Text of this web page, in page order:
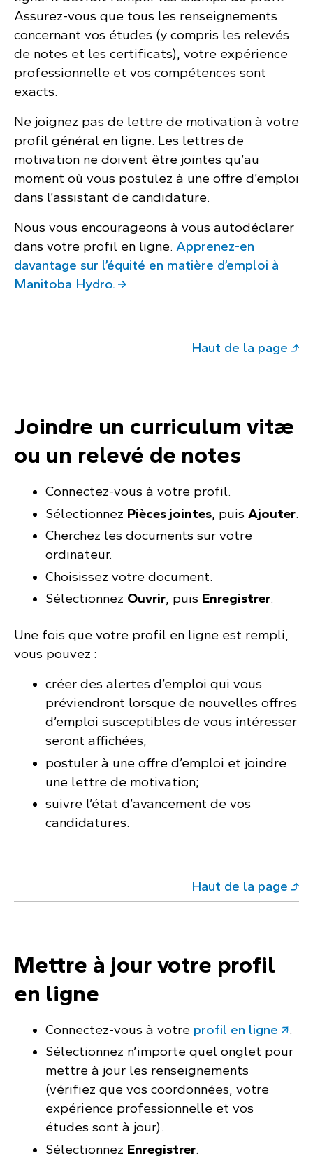
Assurez-vous que tous les renseignements
concernant vos études (y compris les relevés
de notes et les certificats), votre expérience
professionnelle et vos compétences sont
exacts.
Ne joignez pas de lettre de motivation à votre
profil général en ligne. Les lettres de
motivation ne doivent être jointes qu’au
moment où vous postulez à une offre d’emploi
dans l’assistant de candidature.
Nous vous encourageons à vous autodéclarer
dans votre profil en ligne. Apprenez-en
davantage sur l’équité en matière d’emploi à
Manitoba Hydro.
Haut de la page
Joindre un curriculum vitæ
ou un relevé de notes
Connectez-vous à votre profil.
Sélectionnez Pièces jointes , puis Ajouter.
Cherchez les documents sur votre
ordinateur.
Choisissez votre document.
Sélectionnez Ouvrir, puis Enregistrer.
Une fois que votre profil en ligne est rempli,
vous pouvez :
créer des alertes d’emploi qui vous
préviendront lorsque de nouvelles offres
d’emploi susceptibles de vous intéresser
seront affichées;
postuler à une offre d’emploi et joindre
une lettre de motivation;
suivre l’état d’avancement de vos
candidatures.
Haut de la page
Mettre à jour votre profil
en ligne
Connectez-vous à votre profil en ligne
.
Sélectionnez n’importe quel onglet pour
mettre à jour les renseignements
(vérifiez que vos coordonnées, votre
expérience professionnelle et vos
études sont à jour).
Sélectionnez Enregistrer.